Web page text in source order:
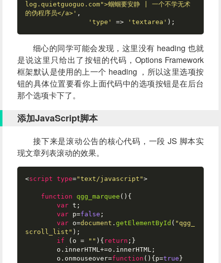
log.quietguoguo.com">蝈蝈要安静 | 一个不学无术
的伪程序员</a>' ,
'type'
=> 'textarea' );
细心的同学可能会发现，这里没有 heading 也就
是说这里只给出了按钮的代码，Options Framework
框架默认是使用的上一个 heading ，所以这里选项按
钮的具体位置要看你上面代码中的选项按钮是在后台
那个选项卡下了。
添加JavaScript脚本
接下来是滚动公告的核心代码，一段 JS 脚本实
现文章列表滚动的效果。
<script type="text/javascript">
function qgg_marquee ( ){
var t;
var p=false ;
var o=document . getElementById ( "qgg_
scroll_list" );
if (o = "" ){ return ;}
        o.
innerHTML+=o. innerHTML ;
        o.
onmouseover=function ( ){p=true }